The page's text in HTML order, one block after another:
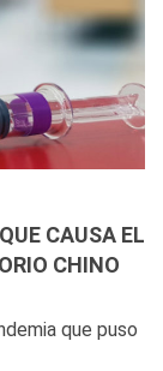
CAUSA EL
CHINO
que puso